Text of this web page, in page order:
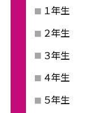
１年生
２年生
３年生
４年生
５年生